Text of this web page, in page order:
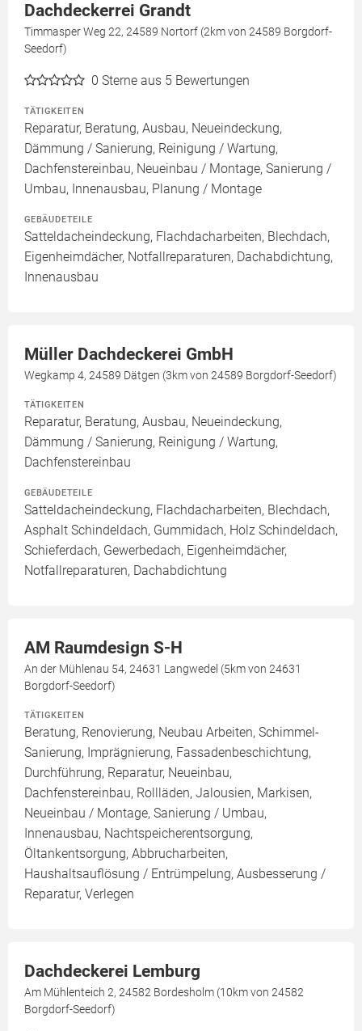
Dachdeckerrei Grandt
Timmasper Weg 22, 24589 Nortorf (2km von 24589 Borgdorf-
Seedorf)
0 Sterne aus 5 Bewertungen
TÄTIGKEITEN
Reparatur, Beratung, Ausbau, Neueindeckung,
Dämmung / Sanierung, Reinigung / Wartung,
Dachfenstereinbau, Neueinbau / Montage, Sanierung /
Umbau, Innenausbau, Planung / Montage
GEBÄUDETEILE
Satteldacheindeckung, Flachdacharbeiten, Blechdach,
Eigenheimdächer, Notfallreparaturen, Dachabdichtung,
Innenausbau
Müller Dachdeckerei GmbH
Wegkamp 4, 24589 Dätgen (3km von 24589 Borgdorf-Seedorf)
TÄTIGKEITEN
Reparatur, Beratung, Ausbau, Neueindeckung,
Dämmung / Sanierung, Reinigung / Wartung,
Dachfenstereinbau
GEBÄUDETEILE
Satteldacheindeckung, Flachdacharbeiten, Blechdach,
Asphalt Schindeldach, Gummidach, Holz Schindeldach,
Schieferdach, Gewerbedach, Eigenheimdächer,
Notfallreparaturen, Dachabdichtung
AM Raumdesign S-H
An der Mühlenau 54, 24631 Langwedel (5km von 24631
Borgdorf-Seedorf)
TÄTIGKEITEN
Beratung, Renovierung, Neubau Arbeiten, Schimmel-
Sanierung, Imprägnierung, Fassadenbeschichtung,
Durchführung, Reparatur, Neueinbau,
Dachfenstereinbau, Rollläden, Jalousien, Markisen,
Neueinbau / Montage, Sanierung / Umbau,
Innenausbau, Nachtspeicherentsorgung,
Öltankentsorgung, Abbrucharbeiten,
Haushaltsauflösung / Entrümpelung, Ausbesserung /
Reparatur, Verlegen
Dachdeckerei Lemburg
Am Mühlenteich 2, 24582 Bordesholm (10km von 24582
Borgdorf-Seedorf)